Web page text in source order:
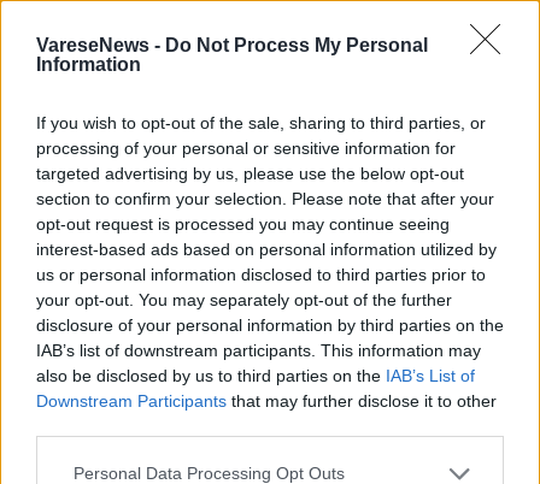
VareseNews - Do Not Process My Personal
Information
If you wish to opt-out of the sale, sharing to third parties, or
processing of your personal or sensitive information for
targeted advertising by us, please use the below opt-out
section to confirm your selection. Please note that after your
opt-out request is processed you may continue seeing
interest-based ads based on personal information utilized by
us or personal information disclosed to third parties prior to
your opt-out. You may separately opt-out of the further
disclosure of your personal information by third parties on the
IAB’s list of downstream participants. This information may
also be disclosed by us to third parties on the IAB’s List of
Downstream Participants that may further disclose it to other
Personal Data Processing Opt Outs
ALTRE NOTIZIE DI MALPENSA